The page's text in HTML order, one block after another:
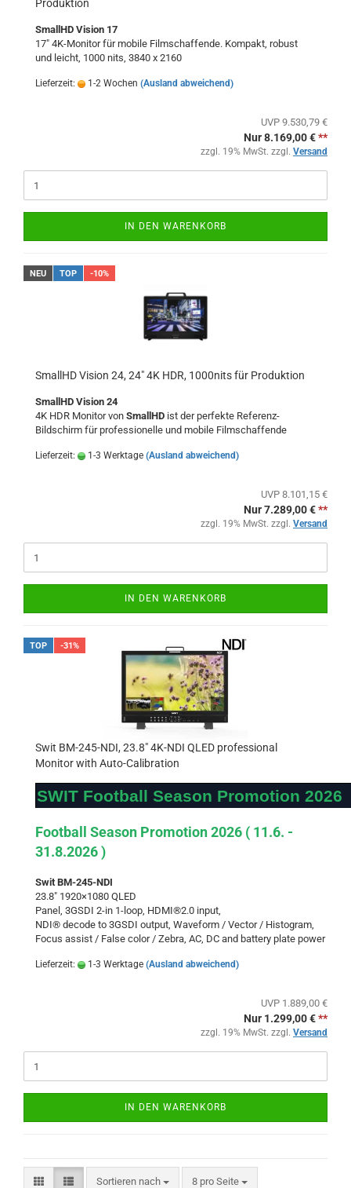
Produktion
SmallHD Vision 17
17" 4K-Monitor für mobile Filmschaffende. Kompakt, robust
und leicht, 1000 nits, 3840 x 2160
Lieferzeit: 1-2 Wochen (Ausland abweichend)
UVP 9.530,79 €
Nur 8.169,00 €**
zzgl. 19% MwSt. zzgl. Versand
IN DEN WARENKORB
NEU TOP -10%
SmallHD Vision 24, 24" 4K HDR, 1000nits für Produktion
SmallHD Vision 24
4K HDR Monitor von SmallHD ist der perfekte Referenz-
Bildschirm für professionelle und mobile Filmschaffende
Lieferzeit: 1-3 Werktage (Ausland abweichend)
UVP 8.101,15 €
Nur 7.289,00 €**
zzgl. 19% MwSt. zzgl. Versand
IN DEN WARENKORB
TOP -31%
Swit BM-245-NDI, 23.8" 4K-NDI QLED professional
Monitor with Auto-Calibration
SWIT Football Season Promotion 2026
Football Season Promotion 2026 ( 11.6. -
31.8.2026 )
Swit BM-245-NDI
23.8" 1920×1080 QLED
Panel, 3GSDI 2-in 1-loop, HDMI®2.0 input,
NDI® decode to 3GSDI output, Waveform / Vector / Histogram,
Focus assist / False color / Zebra, AC, DC and battery plate power
Lieferzeit: 1-3 Werktage (Ausland abweichend)
UVP 1.889,00 €
Nur 1.299,00 €**
zzgl. 19% MwSt. zzgl. Versand
IN DEN WARENKORB
Sortieren nach
Sortieren nach 8 pro Seite
pro Seite